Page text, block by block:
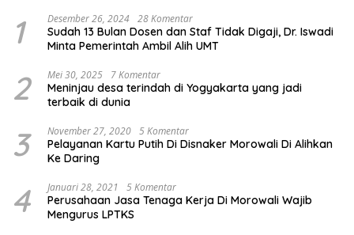
1 Desember 26, 2024 28 Komentar
Sudah 13 Bulan Dosen dan Staf Tidak Digaji, Dr. Iswadi
Minta Pemerintah Ambil Alih UMT
2 Mei 30, 2025 7 Komentar
Meninjau desa terindah di Yogyakarta yang jadi
terbaik di dunia
3 November 27, 2020 5 Komentar
Pelayanan Kartu Putih Di Disnaker Morowali Di Alihkan
Ke Daring
4 Januari 28, 2021 5 Komentar
Perusahaan Jasa Tenaga Kerja Di Morowali Wajib
Mengurus LPTKS